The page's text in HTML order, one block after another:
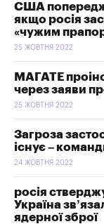
США
якщо росія
«чужим
25 ЖОВТНЯ 2022
МАГАТЕ
через заяви
25 ЖОВТНЯ 2022
Загроза
існує –
24 ЖОВТНЯ 2022
росія
Україна
ядерної зброї